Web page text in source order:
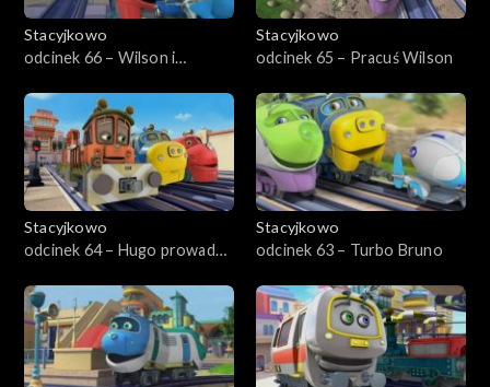
Stacyjkowo
odcinek 66 – Wilson i
Stacyjkowo
odcinek 65 – Pracuś Wilson
Stacyjkowo
odcinek 64 – Hugo prowadzi
Stacyjkowo
odcinek 63 – Turbo Bruno